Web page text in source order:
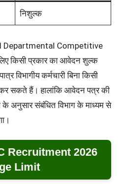
निशुल्क
Departmental Competitive
किसी प्रकार का आवेदन शुल्क
विभागीय कर्मचारी बिना किसी
सकते हैं। हालांकि आवेदन पत्र की
के अनुसार संबंधित विभाग के माध्यम से
Recruitment 2026
Limit